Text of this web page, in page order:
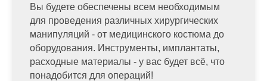
Вы будете обеспечены всем необходимым
для проведения различных хирургических
манипуляций - от медицинского костюма до
оборудования. Инструменты, имплантаты,
расходные материалы - у вас будет всё, что
понадобится для операций!